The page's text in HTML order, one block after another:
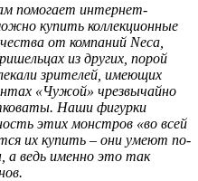
помогает интернет-
купить коллекционные
от компаний Neca,
из других, порой
зрителей, имеющих
«Чужой» чрезвычайно
Наши фигурки
этих монстров «во всей
их купить – они умеют по-
ведь именно это так